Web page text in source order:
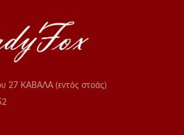
27 ΚΑΒΑΛΑ (εντός στοάς)